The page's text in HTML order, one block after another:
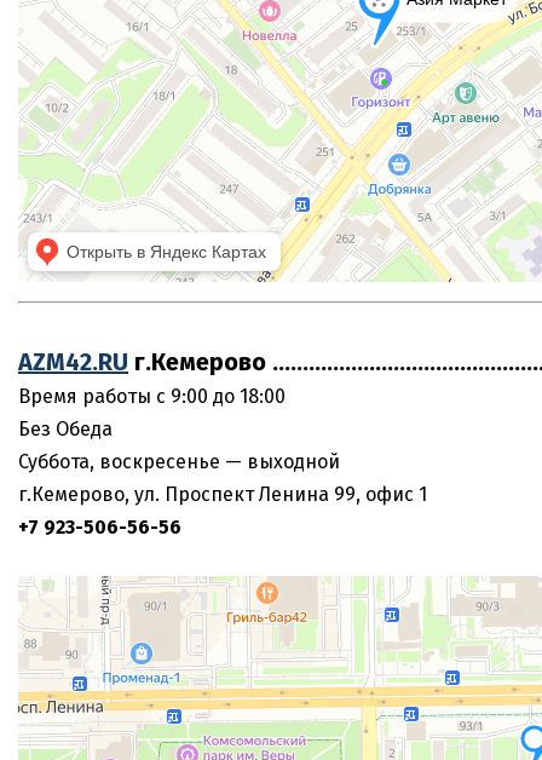
AZM42.RU г.Кемерово
Время работы с 9:00 до 18:00
Без Обеда
Суббота, воскресенье — выходной
г.Кемерово, ул. Проспект Ленина 99, офис 1
+7 923-506-56-56